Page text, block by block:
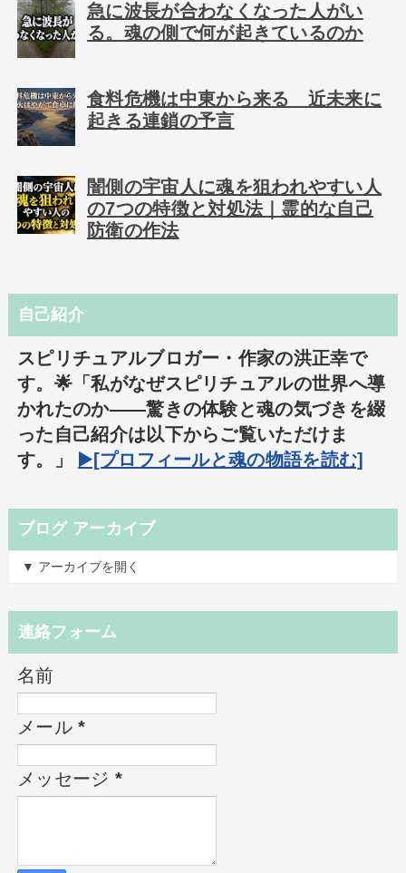
急に波長が合わなくなった人がい
る。魂の側で何が起きているのか
食料危機は中東から来る 近未来に
起きる連鎖の予言
闇側の宇宙人に魂を狙われやすい人
の7つの特徴と対処法｜霊的な自己
防衛の作法
自己紹介
スピリチュアルブロガー・作家の洪正幸で
す。🌟「私がなぜスピリチュアルの世界へ導
かれたのか――驚きの体験と魂の気づきを綴
った自己紹介は以下からご覧いただけま
す。」 ▶️[プロフィールと魂の物語を読む]
ブログ アーカイブ
▼ アーカイブを開く
連絡フォーム
名前
メール*
メッセージ *